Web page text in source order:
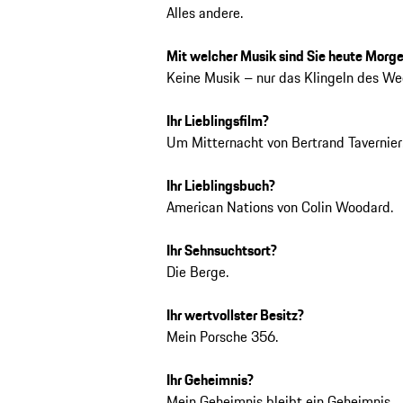
Alles andere.
Mit welcher Musik sind Sie heute
Keine Musik – nur das Klingeln des
Ihr Lieblingsfilm?
Um Mitternacht von Bertrand
Ihr Lieblingsbuch?
American Nations von Colin Woodard.
Ihr Sehnsuchtsort?
Die Berge.
Ihr wertvollster Besitz?
Mein Porsche 356.
Ihr Geheimnis?